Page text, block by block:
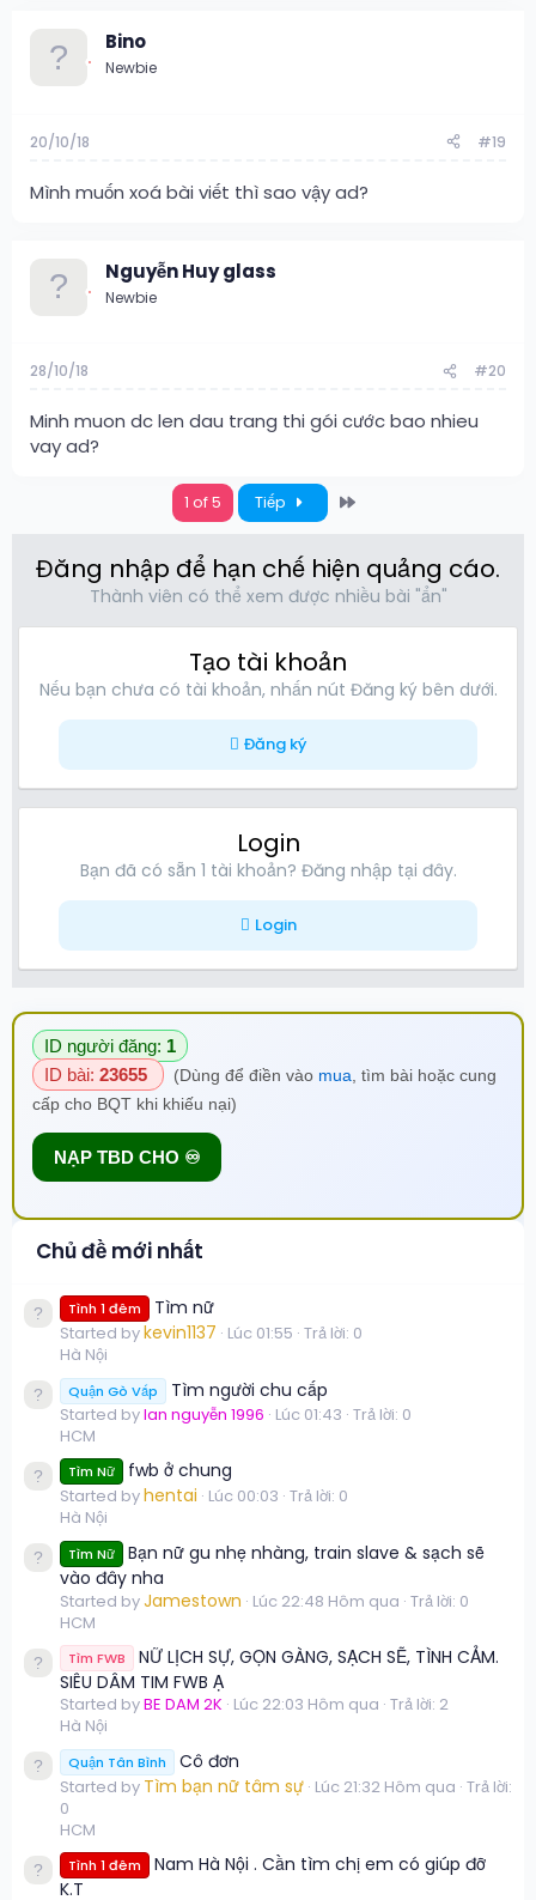
Bino
Newbie
20/10/18 #19
Mình muốn xoá bài viết thì sao vậy ad?
Nguyễn Huy glass
Newbie
28/10/18 #20
Minh muon dc len dau trang thi gói cước bao nhieu
vay ad?
1 of 5 Tiếp
Đăng nhập để hạn chế hiện quảng cáo.
Thành viên có thể xem được nhiều bài "ẩn"
Tạo tài khoản
Nếu bạn chưa có tài khoản, nhấn nút Đăng ký bên dưới.
Đăng ký
Login
Bạn đã có sẵn 1 tài khoản? Đăng nhập tại đây.
Login
ID người đăng: 1
ID bài: 23655 (Dùng để điền vào mua , tìm bài hoặc cung
cấp cho BQT khi khiếu nại)
NẠP TBD CHO ♾️
Chủ đề mới nhất
Tình 1 đêm Tìm nữ
Started bykevin1137 Lúc 01:55 Trả lời: 0
Hà Nội
Quận Gò Vấp Tìm người chu cấp
Started bylan nguyễn 1996 Lúc 01:43 Trả lời: 0
HCM
Tìm Nữ fwb ở chung
Started byhentai Lúc 00:03 Trả lời: 0
Hà Nội
Tìm Nữ
Bạn nữ gu nhẹ nhàng, train slave & sạch sẽ
vào đây nha
Started byJamestown Lúc 22:48 Hôm qua Trả lời: 0
HCM
Tìm FWB
NỮ LỊCH SỰ, GỌN GÀNG, SẠCH SẼ, TÌNH CẢM.
SIÊU DÂM TIM FWB Ạ
Started byBE DAM 2K Lúc 22:03 Hôm qua Trả lời: 2
Hà Nội
Quận Tân Bình Cô đơn
Started by Tìm bạn nữ tâm sự Lúc 21:32 Hôm qua Trả lời:
0
HCM
Tình 1 đêm
Nam Hà Nội . Cần tìm chị em có giúp đỡ
K.T